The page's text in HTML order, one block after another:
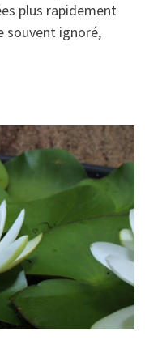
plus rapidement
souvent ignoré,